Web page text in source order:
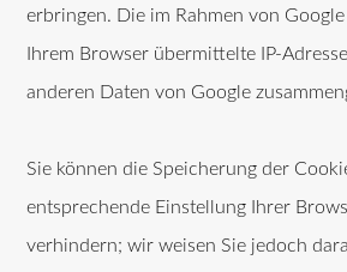
erbringen. Die im Rahmen von
Ihrem Browser übermittelte IP-
anderen Daten von Google
Sie können die Speicherung der
entsprechende Einstellung Ihrer
verhindern; wir weisen Sie jedoch